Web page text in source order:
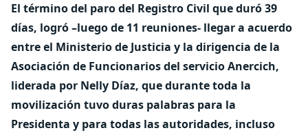
El término del paro del Registro Civil que duró 39
días, logró –luego de 11 reuniones- llegar a acuerdo
entre el Ministerio de Justicia y la dirigencia de la
Asociación de Funcionarios del servicio Anercich,
liderada por Nelly Díaz, que durante toda la
movilización tuvo duras palabras para la
Presidenta y para todas las autoridades, incluso